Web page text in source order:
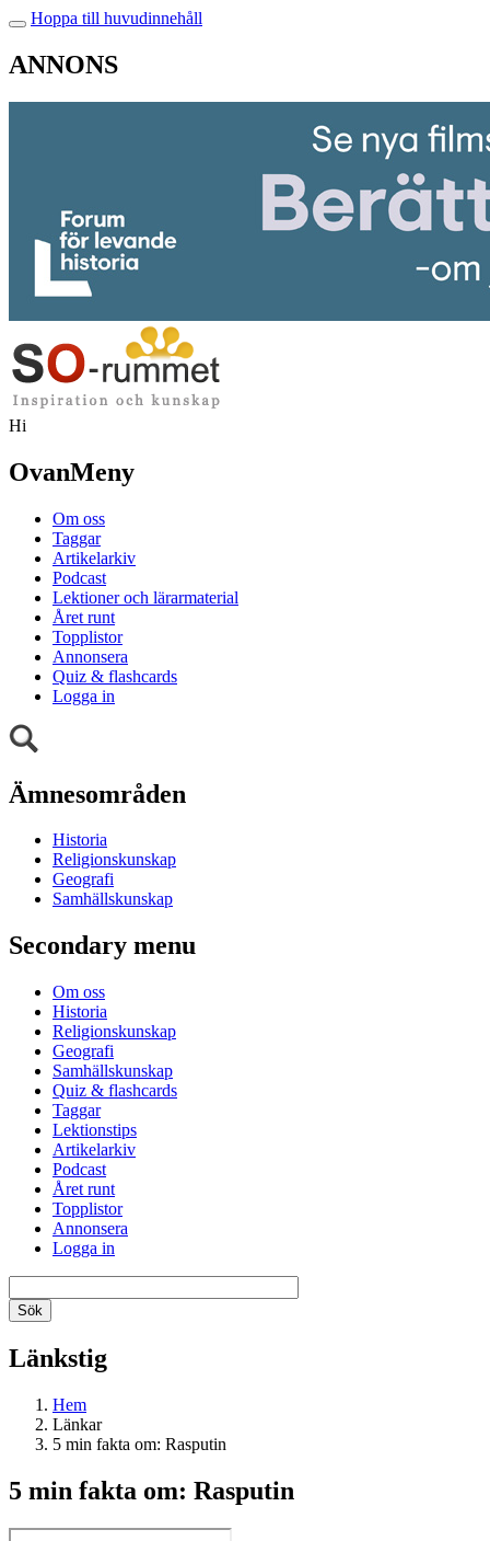
Hoppa till huvudinnehåll
ANNONS
Hi
OvanMeny
Om oss
Taggar
Artikelarkiv
Podcast
Lektioner och lärarmaterial
Året runt
Topplistor
Annonsera
Quiz & flashcards
Logga in
Ämnesområden
Historia
Religionskunskap
Geografi
Samhällskunskap
Secondary menu
Om oss
Historia
Religionskunskap
Geografi
Samhällskunskap
Quiz & flashcards
Taggar
Lektionstips
Artikelarkiv
Podcast
Året runt
Topplistor
Annonsera
Logga in
Länkstig
Hem
Länkar
5 min fakta om: Rasputin
5 min fakta om: Rasputin